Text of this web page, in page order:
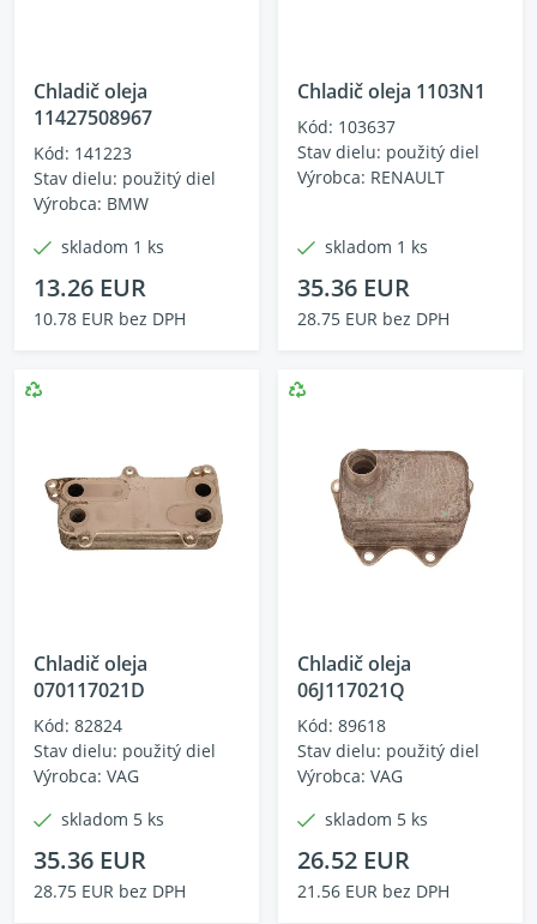
Chladič oleja
11427508967
Kód: 141223
Stav dielu: použitý diel
Výrobca: BMW
skladom 1 ks
13.26 EUR
10.78 EUR bez DPH
Chladič oleja 1103N1
Kód: 103637
Stav dielu: použitý diel
Výrobca: RENAULT
skladom 1 ks
35.36 EUR
28.75 EUR bez DPH
Chladič oleja
070117021D
Kód: 82824
Stav dielu: použitý diel
Výrobca: VAG
skladom 5 ks
35.36 EUR
28.75 EUR bez DPH
Chladič oleja
06J117021Q
Kód: 89618
Stav dielu: použitý diel
Výrobca: VAG
skladom 5 ks
26.52 EUR
21.56 EUR bez DPH